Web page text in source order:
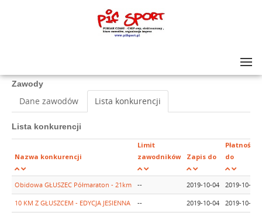
Zawody
Dane zawodów Lista konkurencji
Lista konkurencji
Nazwa konkurencji
Limit
zawodników
Zapis do
Płatność
do
Obidowa GŁUSZEC Półmaraton - 21km -- 2019-10-04 2019-10-04
10 KM Z GŁUSZCEM - EDYCJA JESIENNA -- 2019-10-04 2019-10-04